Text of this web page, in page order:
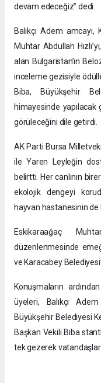
devam edeceğiz” dedi.
Balıkçı Adem amcayı,
Muhtar Abdullah
alan Bulgaristan’ın
inceleme gezisiyle
Biba, Büyükşehir
himayesinde
görüleceğini dile getirdi.
AK Parti Bursa
ile Yaren Leyleğin
belirtti. Her canlının
ekolojik dengeyi
hayvan hastanesinin de
Eskikaraağaç
düzenlenmesinde
ve Karacabey
Konuşmaların
üyeleri, Balıkçı
Büyükşehir Belediyesi
Başkan Vekili Biba
tek gezerek